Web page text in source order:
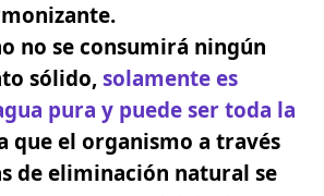
no se consumirá ningún
sólido,solamente es
pura y puede ser toda la
que el organismo a través
de eliminación natural se